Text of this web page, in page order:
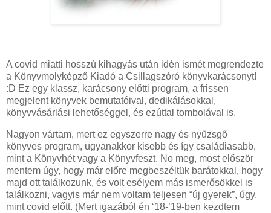
A covid miatti hosszú kihagyás után idén ismét megrendezte
a Könyvmolyképző Kiadó a Csillagszóró könyvkarácsonyt!
:D Ez egy klassz, karácsony előtti program, a frissen
megjelent könyvek bemutatóival, dedikálásokkal,
könyvvásárlási lehetőséggel, és ezúttal tombolával is.
Nagyon vártam, mert ez egyszerre nagy és nyüzsgő
könyves program, ugyanakkor kisebb és így családiasabb,
mint a Könyvhét vagy a Könyvfeszt. No meg, most először
mentem úgy, hogy már előre megbeszéltük barátokkal, hogy
majd ott találkozunk, és volt esélyem más ismerősökkel is
találkozni, vagyis már nem voltam teljesen “új gyerek”, úgy,
mint covid előtt. (Mert igazából én ‘18-’19-ben kezdtem